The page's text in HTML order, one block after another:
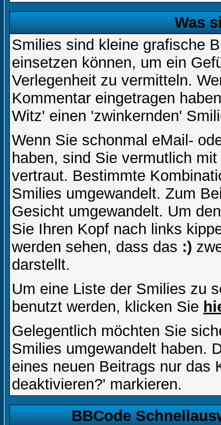
Was
Smilies sind kleine grafische
einsetzen können, um ein
Verlegenheit zu vermitteln.
Kommentar eingetragen
Witz' einen 'zwinkernden'
Wenn Sie schonmal eMail-
haben, sind Sie vermutlich
vertraut. Bestimmte
Smilies umgewandelt. Zum
Gesicht umgewandelt. Um
Sie Ihren Kopf nach links
werden sehen, dass das :)
darstellt.
Um eine Liste der Smilies zu
benutzt werden, klicken Sie
Gelegentlich möchten Sie
Smilies umgewandelt haben.
eines neuen Beitrags nur das
deaktivieren?' markieren.
BBCode